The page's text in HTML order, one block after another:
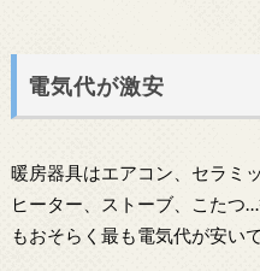
電気代が激安
暖房器具はエアコン、セラミ
ヒーター、ストーブ、こたつ
もおそらく最も電気代が安いで